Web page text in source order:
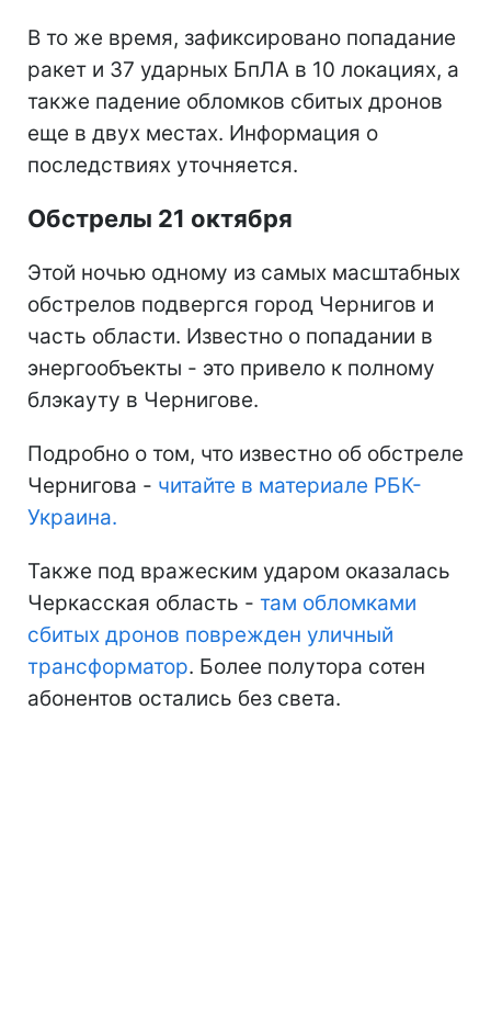
В то же время, зафиксировано попадание
ракет и 37 ударных БпЛА в 10 локациях, а
также падение обломков сбитых дронов
еще в двух местах. Информация о
последствиях уточняется.
Обстрелы 21 октября
Этой ночью одному из самых масштабных
обстрелов подвергся город Чернигов и
часть области. Известно о попадании в
энергообъекты - это привело к полному
блэкауту в Чернигове.
Подробно о том, что известно об обстреле
Чернигова - читайте в материале РБК-
Украина.
Также под вражеским ударом оказалась
Черкасская область - там обломками
сбитых дронов поврежден уличный
трансформатор. Более полутора сотен
абонентов остались без света.